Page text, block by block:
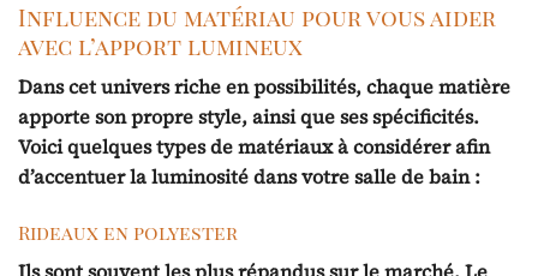
Influence du matériau pour vous aider
avec l’apport lumineux
Dans cet univers riche en possibilités, chaque matière
apporte son propre style, ainsi que ses spécificités.
Voici quelques types de matériaux à considérer afin
d’accentuer la luminosité dans votre salle de bain :
Rideaux en polyester